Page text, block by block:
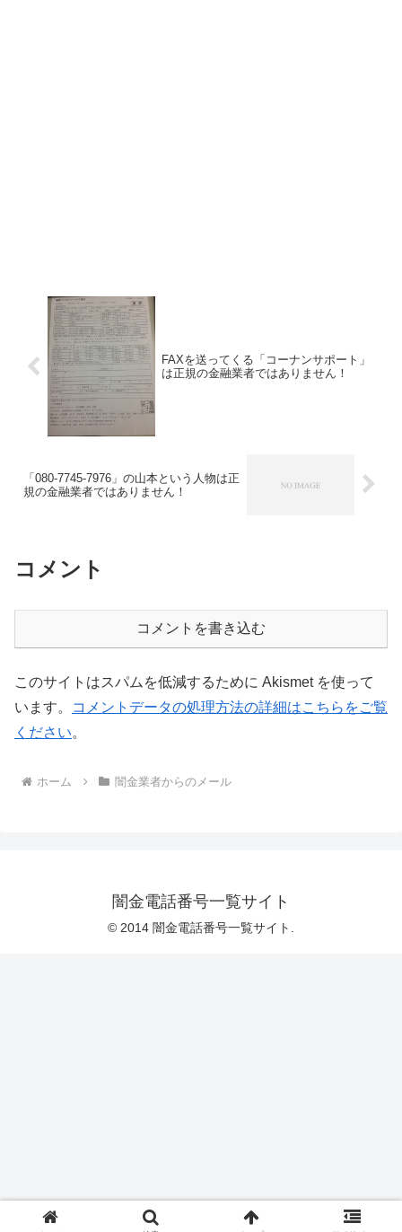
FAXを送ってくる「コーナンサポート」
は正規の金融業者ではありません！
「080-7745-7976」の山本という人物は正
規の金融業者ではありません！
コメント
コメントを書き込む
このサイトはスパムを低減するために Akismet を使って
います。
コメントデータの処理方法の詳細はこちらをご覧
ください。
ホーム 闇金業者からのメール
闇金電話番号一覧サイト
© 2014 闇金電話番号一覧サイト.